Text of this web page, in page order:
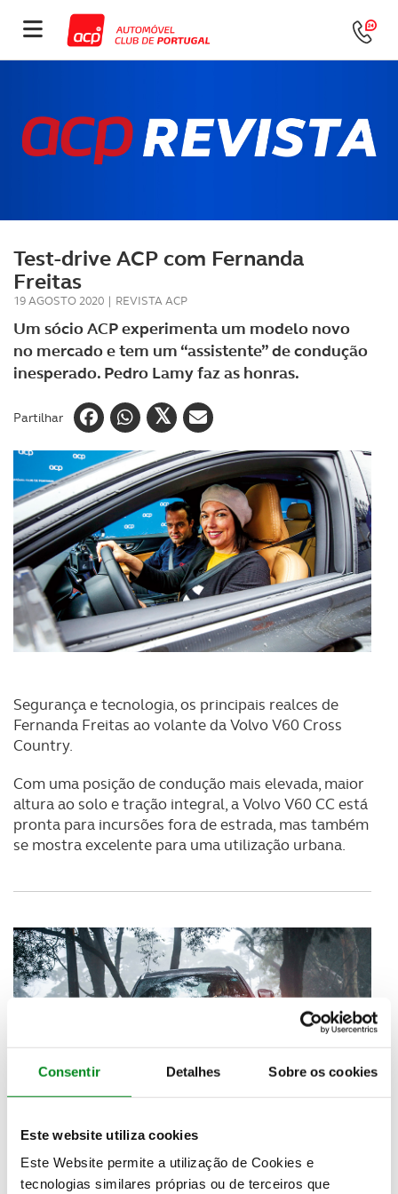
Consentir Detalhes Sobre os cookies
Este website utiliza cookies
Este Website permite a utilização de Cookies e
tecnologias similares próprias ou de terceiros que
Test-drive ACP com Fernanda
Freitas
19 AGOSTO 2020 | REVISTA ACP
Um sócio ACP experimenta um modelo novo
no mercado e tem um “assistente” de condução
inesperado. Pedro Lamy faz as honras.
Partilhar
Segurança e tecnologia, os principais realces de
Fernanda Freitas ao volante da Volvo V60 Cross
Country.
Com uma posição de condução mais elevada, maior
altura ao solo e tração integral, a Volvo V60 CC está
pronta para incursões fora de estrada, mas também
se mostra excelente para uma utilização urbana.
Foi isso mesmo que experimentou a jornalista
Fernanda Freitas, em dia de chuva, e com Pedro
Lamy bem instalado no banco do lado: “Foi a minha